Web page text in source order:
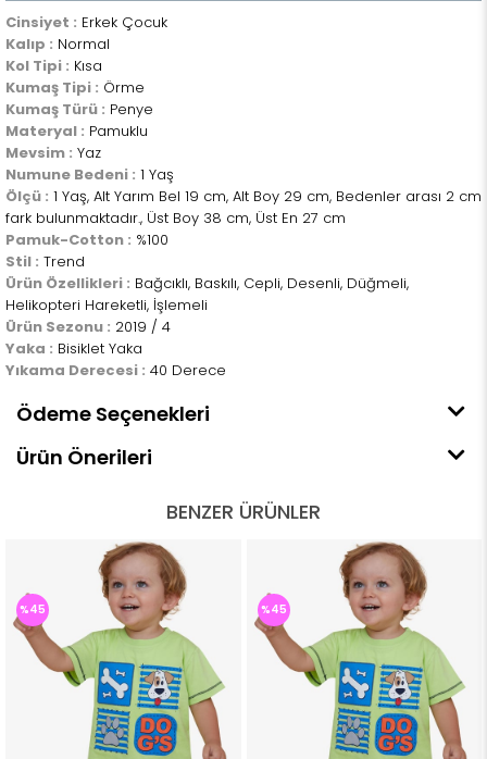
Cinsiyet : Erkek Çocuk
Kalıp : Normal
Kol Tipi : Kısa
Kumaş Tipi : Örme
Kumaş Türü : Penye
Materyal : Pamuklu
Mevsim : Yaz
Numune Bedeni : 1 Yaş
Ölçü : 1 Yaş, Alt Yarım Bel 19 cm, Alt Boy 29 cm, Bedenler arası 2 cm
fark bulunmaktadır., Üst Boy 38 cm, Üst En 27 cm
Pamuk-Cotton : %100
Stil : Trend
Ürün Özellikleri : Bağcıklı, Baskılı, Cepli, Desenli, Düğmeli,
Helikopteri Hareketli, İşlemeli
Ürün Sezonu : 2019 / 4
Yaka : Bisiklet Yaka
Yıkama Derecesi : 40 Derece
Ödeme Seçenekleri
Ürün Önerileri
BENZER ÜRÜNLER
%45 %45